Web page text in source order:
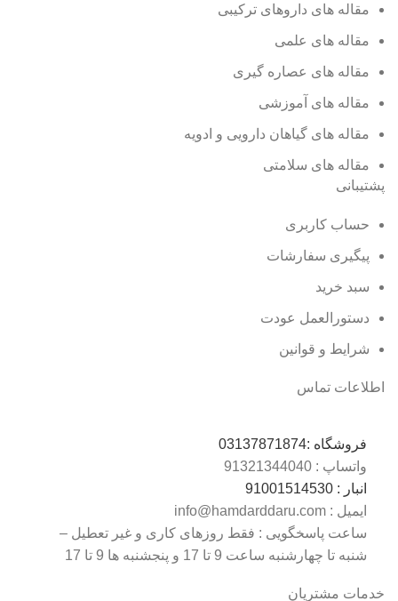
مقاله های داروهای ترکیبی
مقاله های علمی
مقاله های عصاره گیری
مقاله های آموزشی
مقاله های گیاهان دارویی و ادویه
مقاله های سلامتی
پشتیبانی
حساب کاربری
پیگیری سفارشات
سبد خرید
دستورالعمل عودت
شرایط و قوانین
اطلاعات تماس
فروشگاه :03137871874
واتساپ : 0
9132134404
انبار : 0
9100151453
ایمیل : info@hamdarddaru.com
ساعت پاسخگویی : فقط روزهای کاری و غیر تعطیل –
شنبه تا چهارشنبه ساعت 9 تا 17 و پنجشنبه ها 9 تا 17
خدمات مشتریان